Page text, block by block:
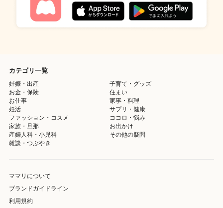
カテゴリ一覧
妊娠・出産
子育て・グッズ
お金・保険
住まい
お仕事
家事・料理
妊活
サプリ・健康
ファッション・コスメ
ココロ・悩み
家族・旦那
お出かけ
産婦人科・小児科
その他の疑問
雑談・つぶやき
ママリについて
ブランドガイドライン
利用規約